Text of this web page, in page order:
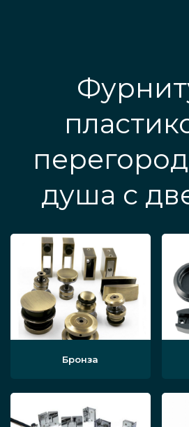
душа с
Бронза